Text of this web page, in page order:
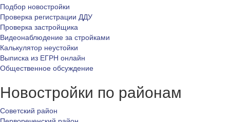
Подбор новостройки
Проверка регистрации ДДУ
Проверка застройщика
Видеонаблюдение за стройками
Калькулятор неустойки
Выписка из ЕГРН онлайн
Общественное обсуждение
Новостройки по районам
Советский район